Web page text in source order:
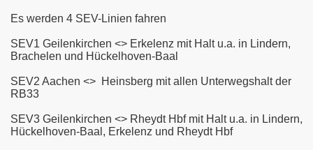
Es werden 4 SEV-Linien fahren
SEV1 Geilenkirchen <> Erkelenz mit Halt u.a. in Lindern,
Brachelen und Hückelhoven-Baal
SEV2 Aachen <> Heinsberg mit allen Unterwegshalt der
RB33
SEV3 Geilenkirchen <> Rheydt Hbf mit Halt u.a. in Lindern,
Hückelhoven-Baal, Erkelenz und Rheydt Hbf